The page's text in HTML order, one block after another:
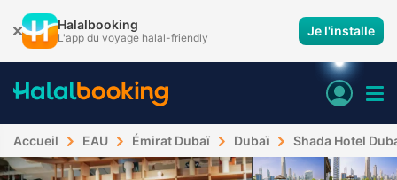
Halalbooking
L'app du voyage halal-friendly Je l'installe
Accueil EAU Émirat Dubaï Dubaï Shada Hotel